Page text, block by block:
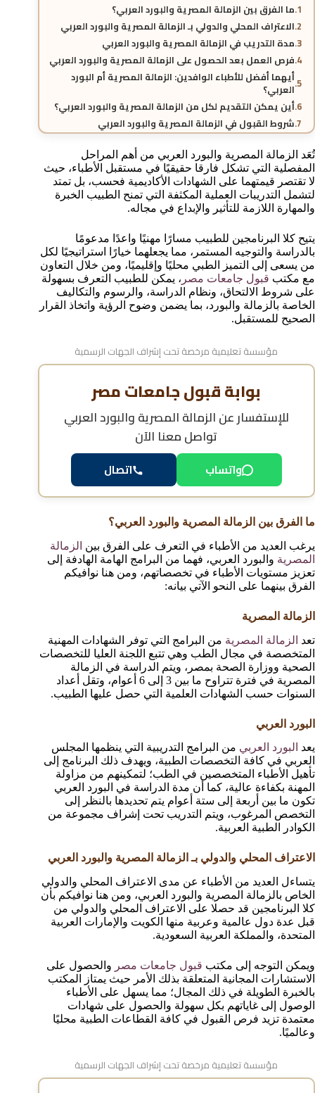
ما الفرق بين الزمالة المصرية والبورد العربي؟
الاعتراف المحلي والدولي بـ الزمالة المصرية والبورد العربي
مدة التدريب في الزمالة المصرية والبورد العربي
فرص العمل بعد الحصول على الزمالة المصرية والبورد العربي
أيهما أفضل للأطباء الوافدين: الزمالة المصرية أم البورد
العربي؟
أين يمكن التقديم لكل من الزمالة المصرية والبورد العربي؟
شروط القبول في الزمالة المصرية والبورد العربي
الأسئلة الشائعة حول الزمالة المصرية والبورد العربي
تُعَد الزمالة المصرية والبورد العربي من أهم المراحل
المفصلية التي تشكل فارقا حقيقيًا في مستقبل الأطباء، حيث
لا تقتصر قيمتهما على الشهادات الأكاديمية فحسب، بل تمتد
لتشمل التدريبات العملية المكثفة التي تمنح الطبيب الخبرة
والمهارة اللازمة للتأثير والإبداع في مجاله.
يتيح كلا البرنامجين للطبيب مسارًا مهنيًا واعدًا مدعومًا
بالدراسة والتوجيه المستمر، مما يجعلهما خيارًا استراتيجيًا لكل
من يسعى إلى التميز الطبي محليًا وإقليميًا، ومن خلال التعاون
مع مكتب قبول جامعات مصر ، يمكن للطبيب التعرف بسهولة
على شروط الالتحاق، ونظام الدراسة، والرسوم والتكاليف
الخاصة بالزمالة والبورد، بما يضمن وضوح الرؤية واتخاذ القرار
الصحيح للمستقبل.
مؤسسة تعليمية مرخصة تحت إشراف الجهات الرسمية
بوابة قبول جامعات مصر
للإستفسار عنالزمالة المصرية والبورد العربي
تواصل معنا الآن
واتساب اتصال
ما الفرق بين الزمالة المصرية والبورد العربي؟
يرغب العديد من الأطباء في التعرف على الفرق بين الزمالة
المصرية والبورد العربي، فهما من البرامج الهامة الهادفة إلى
تعزيز مستويات الأطباء في تخصصاتهم، ومن هنا نوافيكم
الفرق بينهما على النحو الآتي بيانه:
الزمالة المصرية
تعد الزمالة المصرية من البرامج التي توفر الشهادات المهنية
المتخصصة في مجال الطب وهي تتبع اللجنة العليا للتخصصات
الصحية ووزارة الصحة بمصر، ويتم الدراسة في الزمالة
المصرية في فترة تتراوح ما بين 3 إلى 6 أعوام، وتقل أعداد
السنوات حسب الشهادات العلمية التي حصل عليها الطبيب.
البورد العربي
يعد البورد العربي من البرامج التدريبية التي ينظمها المجلس
العربي في كافة التخصصات الطبية، ويهدف ذلك البرنامج إلى
تأهيل الأطباء المتخصصين في الطب؛ لتمكينهم من مزاولة
المهنة بكفاءة عالية، كما أن مدة الدراسة في البورد العربي
تكون ما بين أربعة إلى ستة أعوام يتم تحديدها بالنظر إلى
التخصص المرغوب، ويتم التدريب تحت إشراف مجموعة من
الكوادر الطبية العربية.
الاعتراف المحلي والدولي بـ الزمالة المصرية والبورد العربي
يتساءل العديد من الأطباء عن مدى الاعتراف المحلي والدولي
الخاص بالزمالة المصرية والبورد العربي، ومن هنا نوافيكم بأن
كلا البرنامجين قد حصلا على الاعتراف المحلي والدولي من
قبل عدة دول عالمية وعربية منها الكويت والإمارات العربية
المتحدة، والمملكة العربية السعودية.
ويمكن التوجه إلى مكتب قبول جامعات مصر والحصول على
الاستشارات المجانية المتعلقة بذلك الأمر حيث يمتاز المكتب
بالخبرة الطويلة في ذلك المجال؛ مما يسهل على الأطباء
الوصول إلى غاياتهم بكل سهولة والحصول على شهادات
معتمدة تزيد فرص القبول في كافة القطاعات الطبية محليًا
وعالميًا.
مؤسسة تعليمية مرخصة تحت إشراف الجهات الرسمية